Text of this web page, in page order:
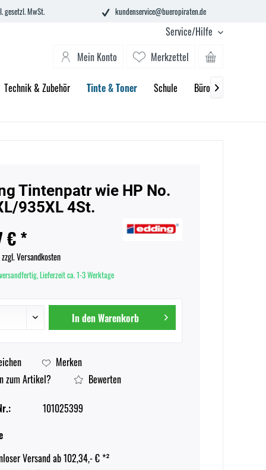
gesetzl. MwSt. kundenservice@bueropiraten.de
Service/Hilfe
Merkzettel
Mein Konto
Technik & Zubehör Tinte & Toner Schule Büroeinrichtung

Tintenpatr wie HP No.
935XL 4St.
€ *
zzgl. Versandkosten
Lieferzeit ca. 1-3 Werktage
In denWarenkorb
Merken
zum Artikel?
Bewerten
101025399
Versand ab 102,34,- € *²